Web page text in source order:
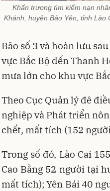
Khẩn trương tìm kiếm nạn
Khánh, huyện Bảo Yên, tỉnh
Bão số 3 và hoàn lưu
vực Bắc Bộ đến Thanh
mưa lớn cho khu vực
Theo Cục Quản lý đê
nghiệp và Phát triển
chết, mất tích (152
Trong số đó, Lào Cai
Cao Bằng 52 người tại
mất tích); Yên Bái 40